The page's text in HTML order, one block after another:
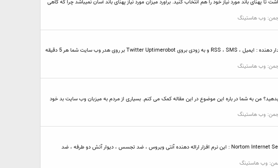
باند مورد نیاز خود را هم انتخاب کنید. برآورد میزان مورد نیاز پهنای باند آسان نمیباشد چرا که گاهی
وب هاستینگ
1 ) UptimeRobot تعداد هاست هایی که شما می توانید آنها را مانیتور و یا مراقبت کنید : 50 چک کردن منظم : هر 5 دقیقه مواد و روش های هشدار دهنده : ایمیل ، RSS ، SMS و به زودی بروی Twitter Uptimerobot بر روی هدر وب سایت شما هر 5 دقیقه
وب هاستینگ
من به شما در باره این موضوع در این مقاله کمک می کنم. بسیاری از مردم به میزبان وب سایت بد خود
وب هاستینگ
اطمینان حاصل کنید که کامپیوتر شما امن باشد . برای این منظور از نرم افزارهای قابل اعتماد آنتی ویروس به روز شده استفاده کنید مانند : - Nortom Internet Security : این نرم افزار ارائه دهنده آنتی ویروس ، ضد تجسس ، دیوار آتش دو طرفه ، ضد
وب هاستینگ